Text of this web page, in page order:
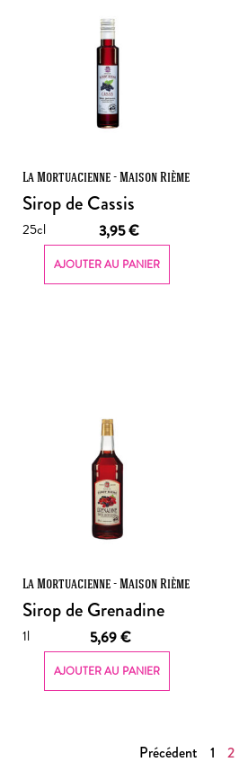
La Mortuacienne - Maison Rième
Sirop de Cassis
25cl 3,95€
AJOUTER AU PANIER
La Mortuacienne - Maison Rième
Sirop de Grenadine
1l 5,69€
AJOUTER AU PANIER
Précédent 1 2